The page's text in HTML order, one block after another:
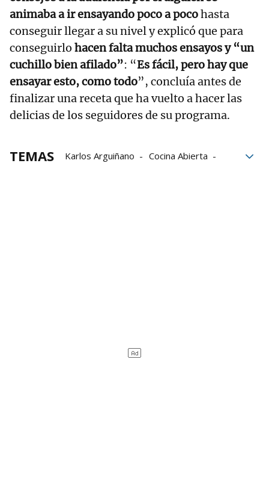
animaba a ir ensayando poco a pocohasta
conseguir llegar a su nivel y explicó que para
conseguirlo hacen falta muchos ensayos y “un
cuchillo bien afilado”: “Es fácil, pero hay que
ensayar esto, como todo”, concluía antes de
finalizar una receta que ha vuelto a hacer las
delicias de los seguidores de su programa.
TEMAS Karlos Arguiñano
Cocina Abierta